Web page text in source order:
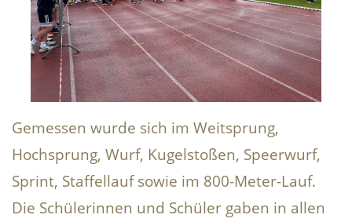
Gemessen wurde sich im Weitsprung,
Hochsprung, Wurf, Kugelstoßen, Speerwurf,
Sprint, Staffellauf sowie im 800-Meter-Lauf.
Die Schülerinnen und Schüler gaben in allen